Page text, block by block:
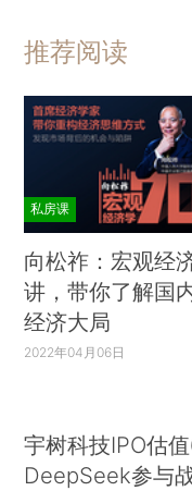
推荐阅读
私房课
向松祚：宏观经
讲，带你了解国
经济大局
2022年04月06日
宇树科技IPO估
DeepSeek参与